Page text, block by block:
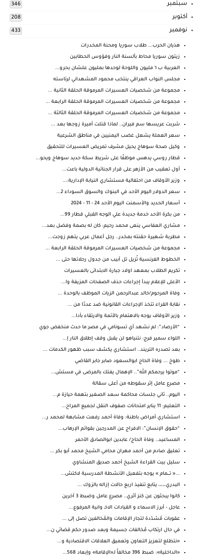
سبتمبر 346
أكتوبر 208
نوفمبر 433
هذيان الحرب... طلاب سوريا ومحنة المخدرات
زيتون سوريا محاط بألسنة النار وفؤوس الحطابين
العربية ب ٦ مليون واللوحة لوحدها بمليون علشان بحرو...
مجلس النواب العراقي ينتخب محمود المشهداني لرئاسته
مجموعة من شخصيات العسيرات المرموقة الحلقة الثانية ...
مجموعة من شخصيات العسيرات المرموقة الحلقة الرابعة ...
مجموعة من شخصيات العسيرات المرموقة الحلقة الثالثة ...
شربت عريسها سم فيران.. لماذا قتلت أميرة زوجها بعد ...
سعر العملة يشعل غضب اليمنيين في مناطق الشرعية
وكيل صحة سوهاج يحيل مشرف تمريض العسيرات للتحقيق
قطار روسي يدهس موظفًا على شريط سكة حديد سوهاج ويحو...
أول تعقيب من الأزهر على قرار الجنائية الدولية باعت...
وزير الأوقاف من احتفالية مستشاري النيابة الإدارية:...
سعر الدولار اليوم الأحد في البنوك والسوق السوداء 2...
أسعار الحديد والأسمنت اليوم الأحد 24 - 11 - 2024
من بكرة الأحد خدمة جديدة علي الوجه القبلي قطار 99...
مشاري العفاسي ينعى محمد رحيم: كان له بصمة وفضل بعد...
مطربة شهيرة حقنته بمخدر.. رجل أعمال عربي يتهم زوجت...
مجموعة من شخصيات العسيرات المرموقة الحلقة الرابعة ...
الخطوط الفرنسية تُزيل تل أبيب من جدول رحلاتها حتى ...
تكريم الطلاب بمعهد اولاد جبارة الابتدائى بالعسيرات
الأعلى للإعلام يبدأ إجراءات حذف الصفحات المزيفة وا...
وفاة المرحوم/خالد عبدالرحمن الزيات الموظف بالوحدة ...
نقابة القراء تتخذ الإجراءات القانونية ضد عددًا من ...
وزير الأوقاف يوجه بالاهتمام بالأئمة والارتقاء بأدا...
“الأرصاد”: لم نشهد أي تسونامي في مصر ما حدث منخفض جوي
اللواء سمير فرج: نتنياهو لن يقبل وقف إطلاق النار إ...
بعد تصدره التريند.. استشاري يكشف سبب ظهور الكدمات ...
طوخ ... وفاة الحاج ابوالسعود صابر جابر القاضي
“موتوا يرحمكم الله”.. الإهمال يفتك بالمرضى في مستش...
مصرع عامل إثر سقوطه من أعلى سقالة
اليوم.. ثاني جلسات محاكمة سعد الصغير بتهمة حيازة م...
التعليم: 11 يناير امتحانات صفوف النقل لجميع المراح...
استشاري أمراض باطنة: وفاة أحمد رفعت مشابهة لمحمد ر...
“حقوق الإنسان”: الافراج عن المدرجين بقوائم الإرهاب...
المساعيد.. وفاة الحاج/ عابدين ابوالصادق الأحمر
تعليق صادم من أحمد مهران محامي الشيخ محمد أبو بكر ...
سليل بيت القراءة الشيخ أحمد صديق المنشاوي
...« تــــمام » يوجه بتفعيل الأنشطة المدرسية لاكتش...
البدري،،،،، يتابع تنفيذ اربع حالات إزاله بالزوك ...
كانوا يبحثون عن كنز أثري.. مصرع عامل وضبط 3 آخرين
عاجل - أبرز الاسماء و القيادات الاخـ وانية المرفوع...
عقوبات مُشدّدة لتجار الإقامات والمُخالفين تصل إلى ...
في حال ارتكاب مُخالفات جسيمة وبعد صدور حكم قضائي ن...
«نتطلع لتعزيز التعاون وتعميق العلاقات الاقتصادية و...
«الداخلية»: ضبط 396 مخالفاً لـ«الإقامة» وإبعاد 568...